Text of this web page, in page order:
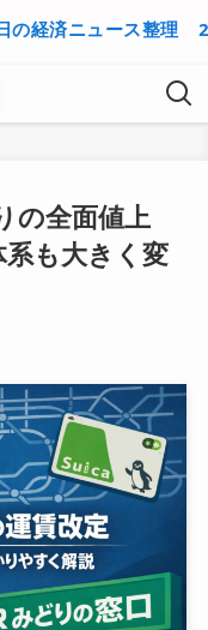
ュース整理 2026年
の全面値上
系も大きく変